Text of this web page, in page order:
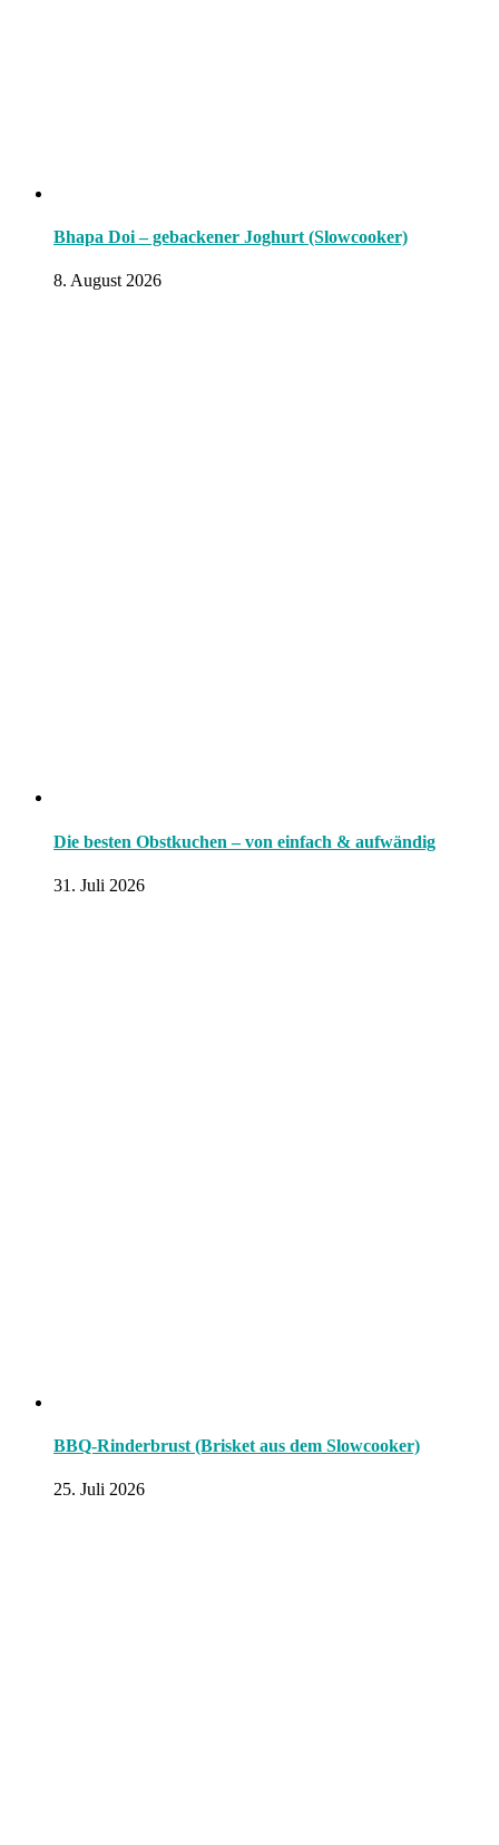
Bhapa Doi – gebackener Joghurt (Slowcooker)
8. August 2026
Die besten Obstkuchen – von einfach & aufwändig
31. Juli 2026
BBQ-Rinderbrust (Brisket aus dem Slowcooker)
25. Juli 2026